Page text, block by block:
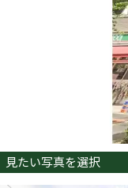
見たい写真を選択